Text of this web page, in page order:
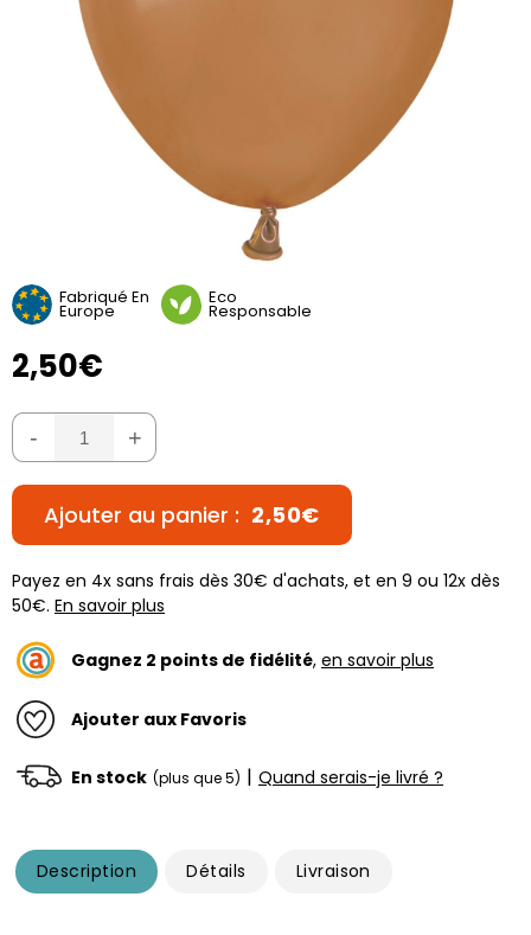
Fabriqué En
Europe
Eco
Responsable
2,50€
- +
Ajouter au panier : 2,50€
Payez en 4x sans frais dès 30€ d'achats, et en 9 ou 12x dès
50€. En savoir plus
Gagnez 2 points de fidélité, en savoir plus
Ajouter aux Favoris
En stock (plus que 5) | Quand serais-je livré ?
Description Détails Livraison